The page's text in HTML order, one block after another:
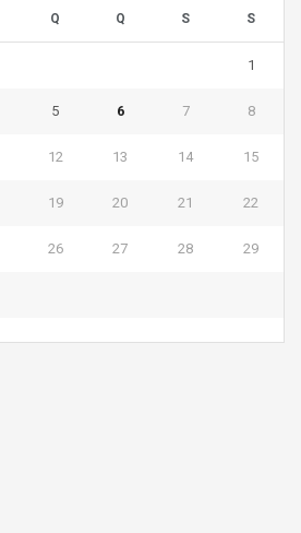
Q Q S S
1
5 6 7 8
12 13 14 15
19 20 21 22
26 27 28 29